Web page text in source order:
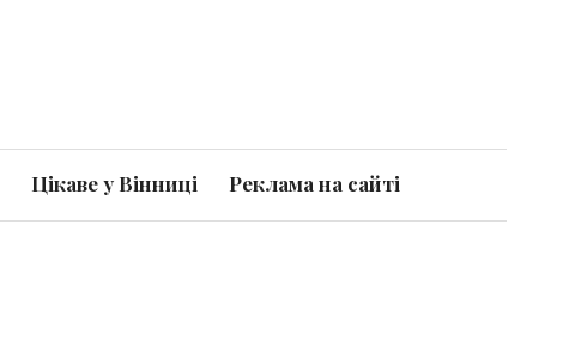
Цікаве у Вінниці Реклама на сайті